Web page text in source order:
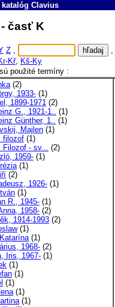
katalóg Clavius
časť K
Z , ,
Kř, Kš-Ky
použité termíny :
(2)
1933- (1)
1899-1971 (2)
G., 1921-1.. (1)
Günther, 1.. (1)
Majlen (1)
filozof (1)
- sv... (2)
1959- (1)
(1)
(2)
1926- (1)
(1)
R., 1945- (1)
1958- (2)
1914-1993 (2)
(1)
(1)
1968- (2)
Iris, 1967- (1)
(1)
(1)
(1)
(1)
(1)